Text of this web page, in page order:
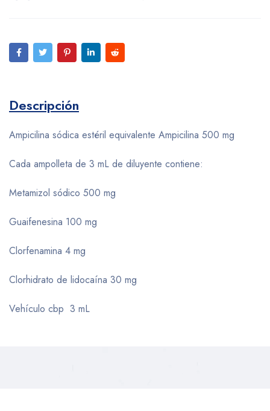
Descripción
Ampicilina sódica estéril equivalente Ampicilina 500 mg
Cada ampolleta de 3 mL de diluyente contiene:
Metamizol sódico 500 mg
Guaifenesina 100 mg
Clorfenamina 4 mg
Clorhidrato de lidocaína 30 mg
Vehículo cbp 3 mL